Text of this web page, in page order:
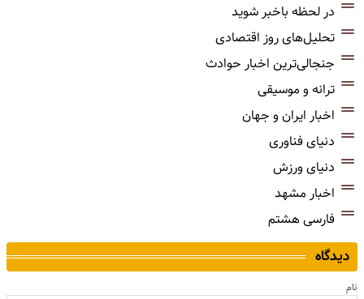
در لحظه باخبر شوید
تحلیل‌های روز اقتصادی
جنجالی‌ترین اخبار حوادث
ترانه و موسیقی
اخبار ایران و جهان
دنیای فناوری
دنیای ورزش
اخبار مشهد
فارسی هشتم
دیدگاه
نام